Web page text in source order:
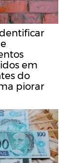
em
do
piorar